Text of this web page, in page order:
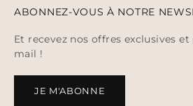
ABONNEZ-VOUS À NOTRE
Et recevez nos offres exclusives
mail !
JE M'ABONNE